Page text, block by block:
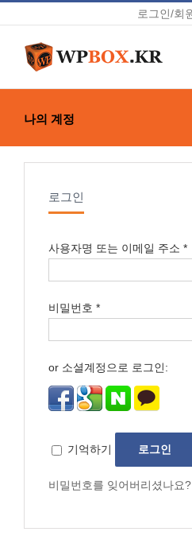
content
로그인/회
나의 계정
로그인
사용자명 또는 이메일 주소 *
비밀번호 *
or 소셜계정으로 로그인:
기억하기 로그인
비밀번호를 잊어버리셨나요?